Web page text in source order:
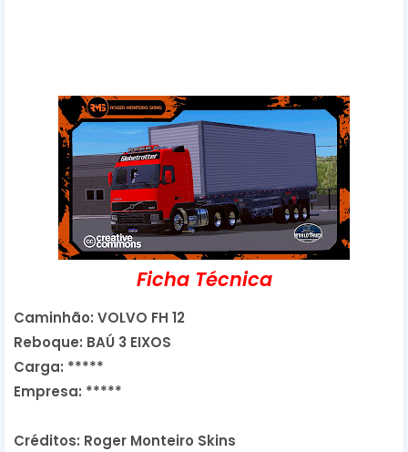
Ficha Técnica
Caminhão: VOLVO FH 12
Reboque: BAÚ 3 EIXOS
Carga: *****
Empresa: *****
Créditos: Roger Monteiro Skins